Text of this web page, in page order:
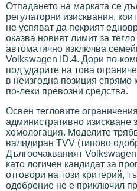
Отпадането на марката се
регулаторни изисквания,
не успяват да покрият
оказва новият лимит за
автоматично изключва
Volkswagen ID.4. Дори по-
под ударите на това
в неизгодна позиция спрямо
по-леки превозни средства.
Освен тегловите
административно изискване
хомологация. Моделите
валидиран TVV (типово
Дългоочакваният
като логичен кандидат за
отговори на този критерий,
одобрение не е приключил